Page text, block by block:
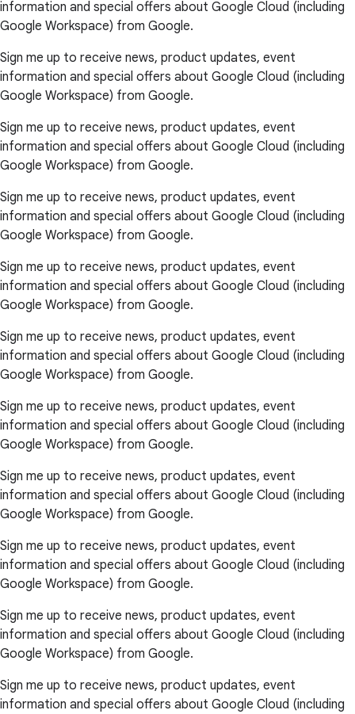
information and special offers about Google Cloud (including
Google Workspace) from Google.
Sign me up to receive news, product updates, event
information and special offers about Google Cloud (including
Google Workspace) from Google.
Sign me up to receive news, product updates, event
information and special offers about Google Cloud (including
Google Workspace) from Google.
Sign me up to receive news, product updates, event
information and special offers about Google Cloud (including
Google Workspace) from Google.
Sign me up to receive news, product updates, event
information and special offers about Google Cloud (including
Google Workspace) from Google.
Sign me up to receive news, product updates, event
information and special offers about Google Cloud (including
Google Workspace) from Google.
Sign me up to receive news, product updates, event
information and special offers about Google Cloud (including
Google Workspace) from Google.
Sign me up to receive news, product updates, event
information and special offers about Google Cloud (including
Google Workspace) from Google.
Sign me up to receive news, product updates, event
information and special offers about Google Cloud (including
Google Workspace) from Google.
Sign me up to receive news, product updates, event
information and special offers about Google Cloud (including
Google Workspace) from Google.
Sign me up to receive news, product updates, event
information and special offers about Google Cloud (including